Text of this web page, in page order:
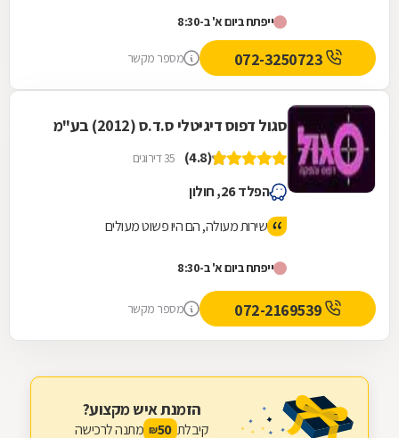
ייפתח ביום א' ב-8:30
מספר מקשר
סגול דפוס דיגיטלי ס.ד.ס (2012) בע"מ
(4.8) 35 דירוגים
הפלד 26, חולון
שירות מעולה, הם היו פשוט מעולים
ייפתח ביום א' ב-8:30
מספר מקשר
הזמנת איש מקצוע?
קיבלת 50
₪ מתנה לרכישה